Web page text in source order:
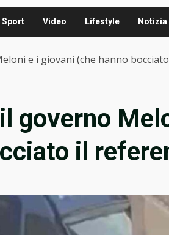
Sport Video Lifestyle
e i giovani (che hanno
governo
il